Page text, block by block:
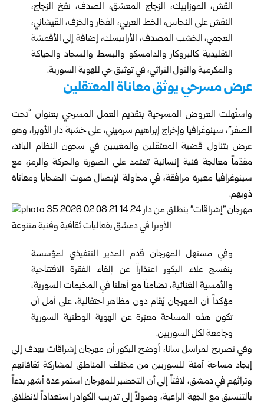
القش، الموزاييك، الزجاج المعشق، الصدف، نفخ الزجاج،
النقش على النحاس، الخط العربي، الفخار والخزف، القيشاني،
العجمي، الخشب المصدف، الأرابيسك، إضافة إلى الأقمشة
التقليدية كالبروكار والدامسكو والبسط والسجاد والحياكة
والمكرمية والنول التراثي، في توثيق حي للهوية السورية.
عرض مسرحي يوثق معاناة المعتقلين
واستُهلت العروض المسرحية بتقديم العمل المسرحي بعنوان “تحت
الصفر”، سينوغرافيا وإخراج إبراهيم سرميني، على خشبة دار الأوبرا، وهو
عرض يتناول قضية المعتقلين والمغيبين في سجون النظام البائد،
مقدّماً معالجة فنية إنسانية تعتمد على الصورة والحركة والرمز، مع
سينوغرافيا معبرة مرافقة، في محاولة لإيصال صوت الضحايا ومعاناة
ذويهم.
وفي مستهل المهرجان قدم المدير التنفيذي لمؤسسة
بنفسج علاء البكور اعتذاراً عن إلغاء الفقرة الافتتاحية
والأمسية الغنائية، تضامناً مع أهلنا في المخيمات السورية،
مؤكداً أن المهرجان يُقام دون مظاهر احتفالية، على أمل أن
تكون هذه المساحة معبّرة عن الهوية الوطنية السورية
وجامعة لكل السوريين.
وفي تصريح لمراسل سانا، أوضح البكور أن مهرجان إشراقات يهدف إلى
إيجاد مساحة آمنة للسوريين من مختلف المناطق لمشاركة ثقافاتهم
وتراثهم في دمشق، لافتاً إلى أن التحضير للمهرجان استمر عدة أشهر بدءاً
بالتنسيق مع الجهة الراعية، وصولاً إلى تدريب الكوادر استعداداً لانطلاق